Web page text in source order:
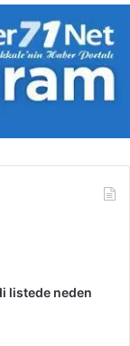
listede neden